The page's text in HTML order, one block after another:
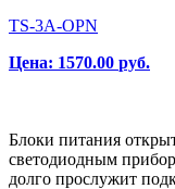
TS-3A-OPN
Цена: 1570.00 руб.
Блоки питания
светодиодным
долго прослужит